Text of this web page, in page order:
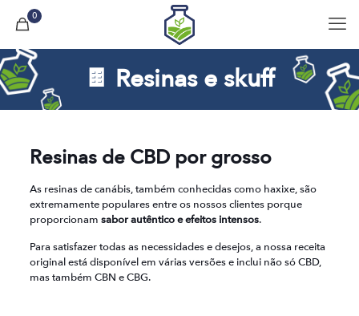
0
🍫 Resinas e skuff
Resinas de CBD por grosso
As resinas de canábis, também conhecidas como haxixe, são
extremamente populares entre os nossos clientes porque
proporcionam sabor autêntico e efeitos intensos.
Para satisfazer todas as necessidades e desejos, a nossa receita
original está disponível em várias versões e inclui não só CBD,
mas também CBN e CBG.